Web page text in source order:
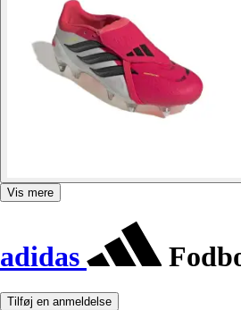
Vis mere
adidas
Tilføj en anmeldelse